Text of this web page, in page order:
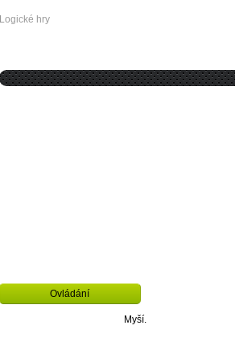
Logické hry
Ovládání
Myší.